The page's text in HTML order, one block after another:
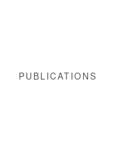
PUBLICATIONS